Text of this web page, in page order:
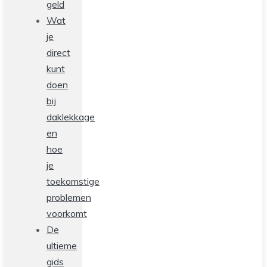
geld
Wat
je
direct
kunt
doen
bij
daklekkage
en
hoe
je
toekomstige
problemen
voorkomt
De
ultieme
gids